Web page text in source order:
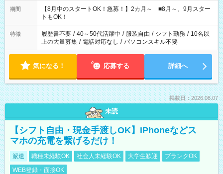
「できれば残業はしたくない」 など、ご希望を教えてください
ね。 ※Wワーク希望の方へ 今ご覧のお仕事で希望する勤務時間
と、もう1つのお仕事の勤務時間。 合計で週40時間を超える場
合は応募できません。
期間
【8月中のスタートOK！急募！】2カ月～ ■8月～、9月スター
トもOK！
特徴 履歴書不要 / 40～50代活躍中 / 服装自由 / シフト勤務 / 10名以
上の大量募集 / 電話対応なし / パソコンスキル不要
気になる！ 応募する 詳細へ
掲載日：2026.08.07
未読
【シフト自由・現金手渡しOK】iPhoneなどス
マホの充電を繋げるだけ！
派遣 職種未経験OK 社会人未経験OK 大学生歓迎
ブランクOK
WEB登録・面接OK